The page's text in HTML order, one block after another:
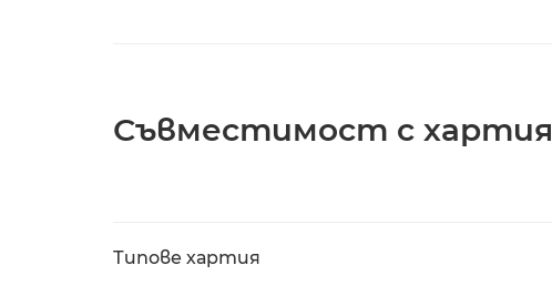
Съвместимост с хартия
Типове хартия